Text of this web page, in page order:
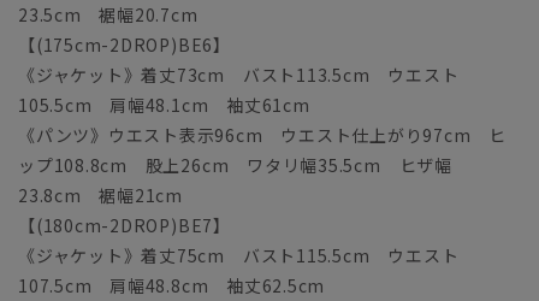
23.5cm 裾幅20.7cm
【(175cm-2DROP)BE6】
《ジャケット》着丈73cm バスト113.5cm ウエスト
105.5cm 肩幅48.1cm 袖丈61cm
《パンツ》ウエスト表示96cm ウエスト仕上がり97cm ヒ
ップ108.8cm 股上26cm ワタリ幅35.5cm ヒザ幅
23.8cm 裾幅21cm
【(180cm-2DROP)BE7】
《ジャケット》着丈75cm バスト115.5cm ウエスト
107.5cm 肩幅48.8cm 袖丈62.5cm